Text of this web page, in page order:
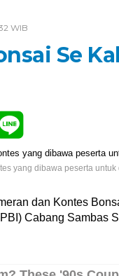
WIB
Se
yang dibawa peserta
dan Kontes
Cabang Sambas